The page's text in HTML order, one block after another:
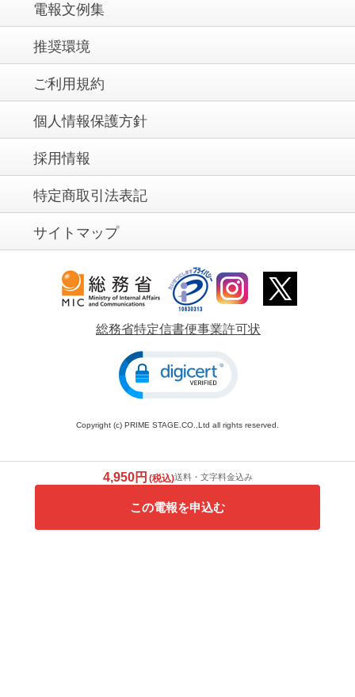
電報文例集
推奨環境
ご利用規約
個人情報保護方針
採用情報
特定商取引法表記
サイトマップ
総務省特定信書便事業許可状
Copyright (c) PRIME STAGE.CO.,Ltd all rights reserved.
4,950円 (税込)送料・文字料金込み
この電報を申込む